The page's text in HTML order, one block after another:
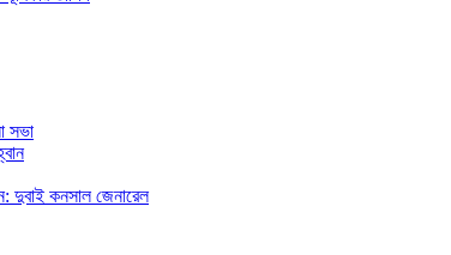
সভা
দুবাই কনসাল জেনারেল